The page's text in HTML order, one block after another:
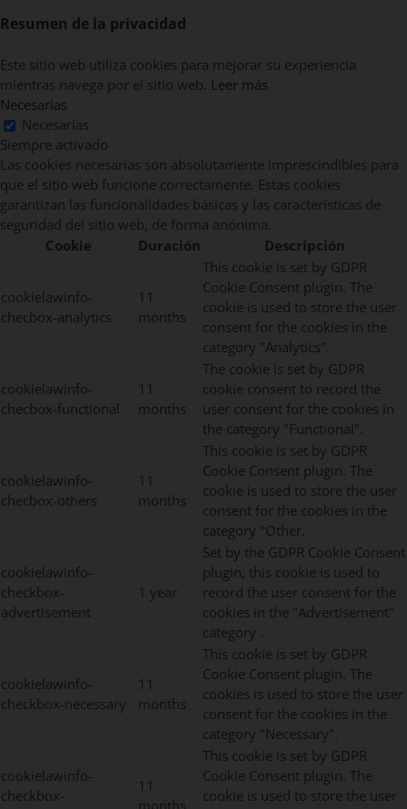
Resumen de la privacidad
Este sitio web utiliza cookies para mejorar su experiencia
mientras navega por el sitio web. Leer más
Necesarias
Necesarias
Siempre activado
Las cookies necesarias son absolutamente imprescindibles para
que el sitio web funcione correctamente. Estas cookies
garantizan las funcionalidades básicas y las características de
seguridad del sitio web, de forma anónima.
Cookie
Duración Descripción
cookielawinfo-
checbox-analytics
11
months
This cookie is set by GDPR
Cookie Consent plugin. The
cookie is used to store the user
consent for the cookies in the
category "Analytics".
cookielawinfo-
checbox-functional
11
months
The cookie is set by GDPR
cookie consent to record the
user consent for the cookies in
the category "Functional".
cookielawinfo-
checbox-others
11
months
This cookie is set by GDPR
Cookie Consent plugin. The
cookie is used to store the user
consent for the cookies in the
category "Other.
cookielawinfo-
checkbox-
advertisement
1 year
Set by the GDPR Cookie Consent
plugin, this cookie is used to
record the user consent for the
cookies in the "Advertisement"
category .
cookielawinfo-
checkbox-necessary
11
months
This cookie is set by GDPR
Cookie Consent plugin. The
cookies is used to store the user
consent for the cookies in the
category "Necessary".
cookielawinfo-
checkbox-
11
This cookie is set by GDPR
Cookie Consent plugin. The
cookie is used to store the user